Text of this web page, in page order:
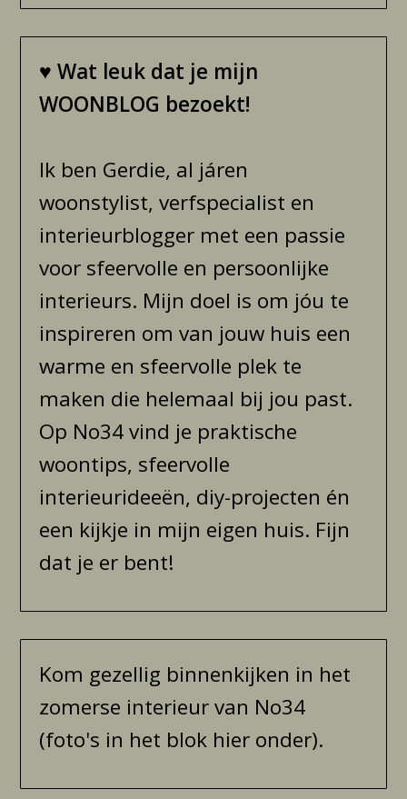
♥Wat leuk dat je mijn
WOONBLOG bezoekt!
Ik ben Gerdie, al járen
woonstylist, verfspecialist en
interieurblogger met een passie
voor sfeervolle en persoonlijke
interieurs. Mijn doel is om jóu te
inspireren om van jouw huis een
warme en sfeervolle plek te
maken die helemaal bij jou past.
Op No34 vind je praktische
woontips, sfeervolle
interieurideeën, diy-projecten én
een kijkje in mijn eigen huis. Fijn
dat je er bent!
Kom gezellig binnenkijken in het
zomerse interieur van No34
(foto's in het blok hier onder).